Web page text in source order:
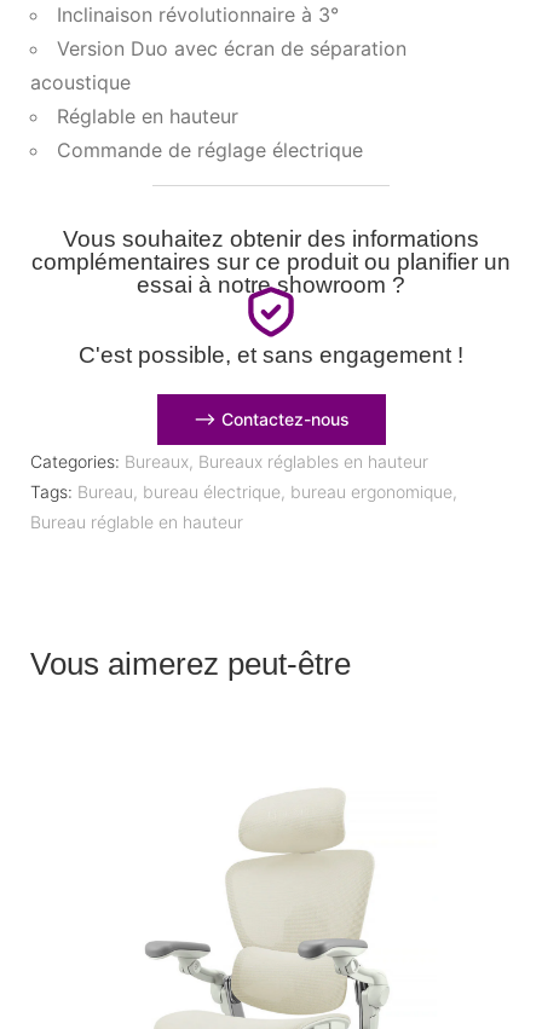
Inclinaison révolutionnaire à 3°
Version Duo avec écran de séparation
acoustique
Réglable en hauteur
Commande de réglage électrique
Vous souhaitez obtenir des informations
complémentaires sur ce produit ou planifier un
essai à notre showroom ?
C'est possible, et sans engagement !
⟶ Contactez-nous
Categories: Bureaux, Bureaux réglables en hauteur
Tags: Bureau, bureau électrique, bureau ergonomique,
Bureau réglable en hauteur
Vous aimerez peut-être